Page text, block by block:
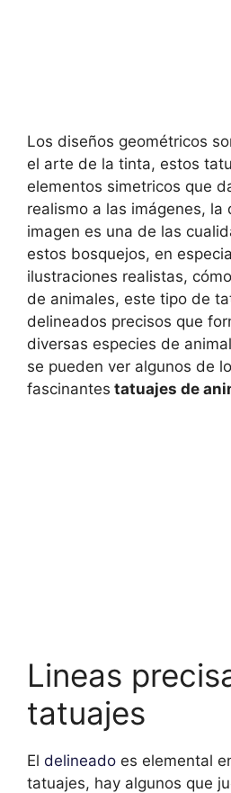
Los diseños geométricos
el arte de la tinta, estos
elementos simetricos que
realismo a las imágenes, la
imagen es una de las
estos bosquejos, en
ilustraciones realistas,
de animales, este tipo de
delineados precisos que
diversas especies de
se pueden ver algunos de
fascinantes tatuajes de
Lineas
tatuajes
El delineado es elemental
tatuajes, hay algunos que